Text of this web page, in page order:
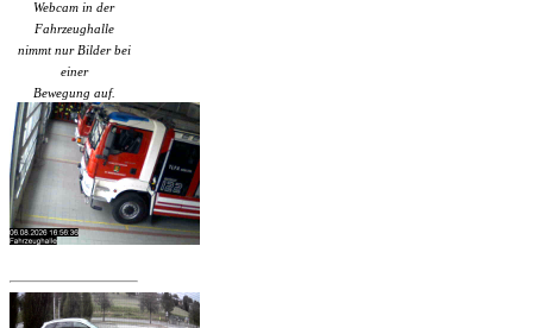
Webcam in der
Fahrzeughalle
nimmt nur Bilder bei
einer
Bewegung auf.